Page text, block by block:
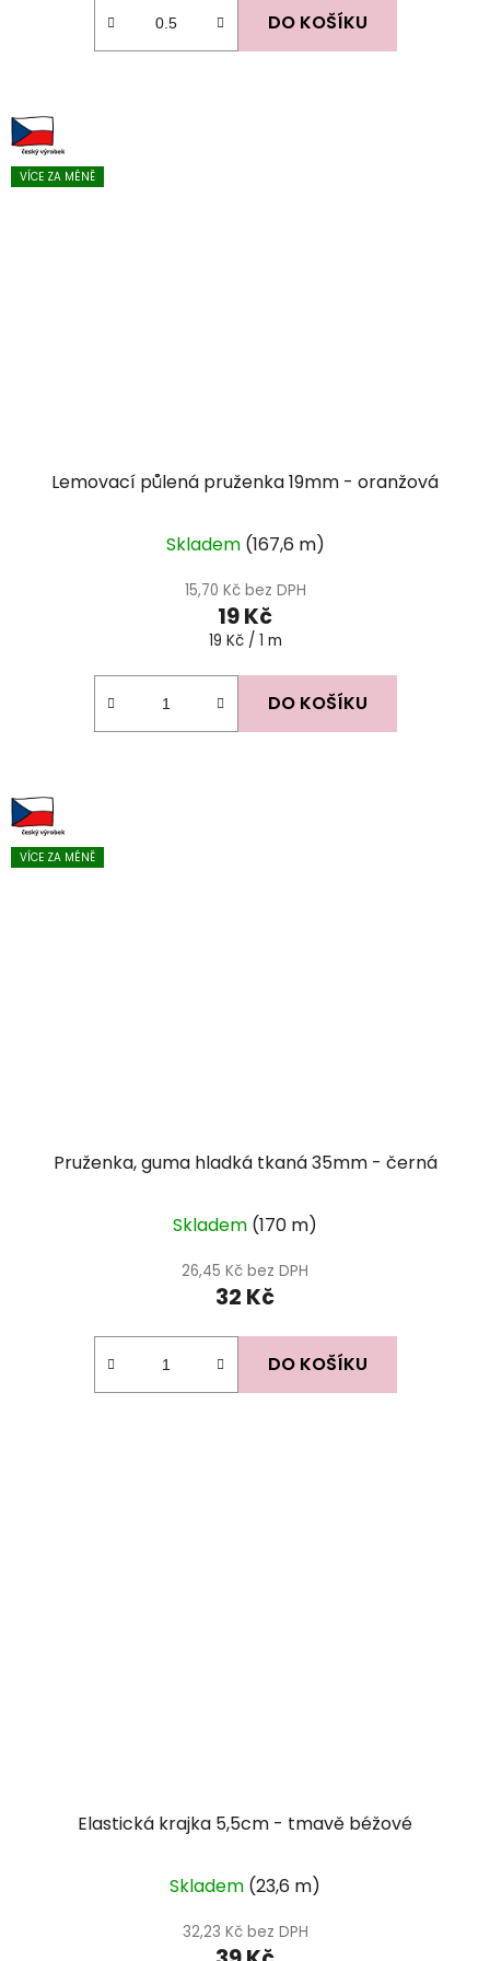
DO KOŠÍKU
VÍCE ZA MÉNĚ
Lemovací půlená pruženka 19mm - oranžová
Skladem (167,6 m)
15,70 Kč bez DPH
19 Kč
Měrná
19 Kč / 1 m
DO KOŠÍKU
VÍCE ZA MÉNĚ
Pruženka, guma hladká tkaná 35mm - černá
hodnocení
produktu
je
Skladem (170 m)
26,45 Kč bez DPH
32 Kč
DO KOŠÍKU
Elastická krajka 5,5cm - tmavě béžové
Skladem (23,6 m)
32,23 Kč bez DPH